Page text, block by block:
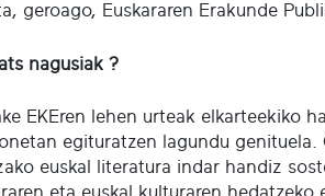
geroago, Euskararen Erakunde
nagusiak ?
EKEren lehen urteak elkarteekiko
egituratzen lagundu
euskal literatura indar handiz
eta euskal kulturaren